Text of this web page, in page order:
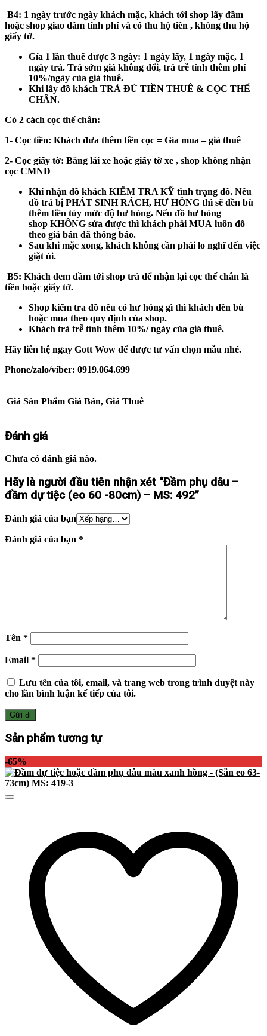
B4: 1 ngày trước ngày khách mặc, khách tới shop lấy đầm
hoặc shop giao đầm tính phí và có thu hộ tiền , không thu hộ
giấy tờ.
Gía 1 lần thuê được 3 ngày: 1 ngày lấy, 1 ngày mặc, 1
ngày trả. Trả sớm giá không đổi, trả trễ tính thêm phí
10%/ngày của giá thuê.
Khi lấy đồ khách TRẢ ĐỦ TIỀN THUÊ & CỌC THẾ
CHÂN.
Có 2 cách cọc thế chân:
1- Cọc tiền: Khách đưa thêm tiền cọc = Gía mua – giá thuê
2- Cọc giấy tờ: Bằng lái xe hoặc giấy tờ xe , shop không nhận
cọc CMND
Khi nhận đồ khách KIỂM TRA KỸ tình trạng đồ. Nếu
đồ trả bị PHÁT SINH RÁCH, HƯ HỎNG thì sẽ đền bù
thêm tiền tùy mức độ hư hỏng. Nếu đồ hư hỏng
shop KHÔNG sửa được thì khách phải MUA luôn đồ
theo giá bán đã thông báo.
Sau khi mặc xong, khách không cần phải lo nghĩ đến việc
giặt ủi.
B5: Khách đem đầm tới shop trả để nhận lại cọc thế chân là
tiền hoặc giấy tờ.
Shop kiểm tra đồ nếu có hư hỏng gì thì khách đền bù
hoặc mua theo quy định của shop.
Khách trả trễ tính thêm 10%/ ngày của giá thuê.
Hãy liên hệ ngay Gott Wow để được tư vấn chọn mẫu nhé.
Phone/zalo/viber: 0919.064.699
Giá Sản Phẩm Giá Bán, Giá Thuê
Đánh giá
Chưa có đánh giá nào.
Hãy là người đầu tiên nhận xét “Đầm phụ dâu –
đầm dự tiệc (eo 60 -80cm) – MS: 492”
Đánh giá của bạn
Đánh giá của bạn *
Tên *
Email *
Lưu tên của tôi, email, và trang web trong trình duyệt này
cho lần bình luận kế tiếp của tôi.
Sản phẩm tương tự
-65%